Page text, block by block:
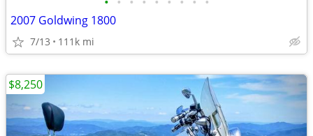
2007 Goldwing 1800
7/13 111k mi
$8,250